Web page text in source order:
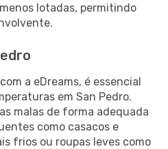
lotadas, permitindo
a eDreams, é essencial
em San Pedro.
malas de forma adequada
como casacos e
frios ou roupas leves como